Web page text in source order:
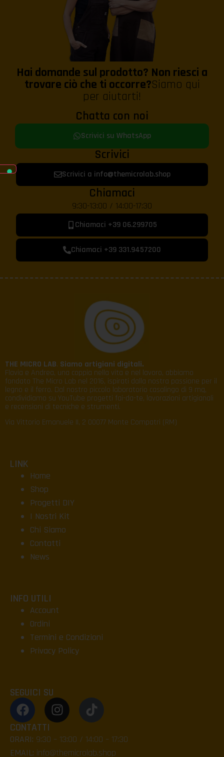
Hai domande sul prodotto? Non riesci a
trovare ciò che ti occorre?Siamo qui
per aiutarti!
Chatta con noi
Scrivici su WhatsApp
Scrivici
Scrivici a info@themicrolab.shop
Chiamaci
9:30-13:00 / 14:00-17:30
Chiamaci +39 06.299705
Chiamaci +39 331.9457200
THE MICRO LAB. Siamo artigiani digitali.
Flavia e Andrea, una coppia nella vita e nel lavoro, abbiamo
fondato The Micro Lab nel 2016, ispirati dalla nostra passione per il
legno e il ferro. Dal nostro piccolo laboratorio casalingo di 9 mq,
condividiamo su YouTube progetti fai-da-te, lavorazioni artigianali
e recensioni di tecniche e strumenti.
Via Vittorio Emanuele II, 2 00077 Monte Compatri (RM)
LINK
Home
Shop
Progetti DIY
I Nostri Kit
Chi Siamo
Contatti
News
INFO UTILI
Account
Ordini
Termini e Condizioni
Privacy Policy
SEGUICI SU
CONTATTI
ORARI: 9:30 – 13:00 / 14:00 – 17:30
EMAIL: info@themicrolab.shop